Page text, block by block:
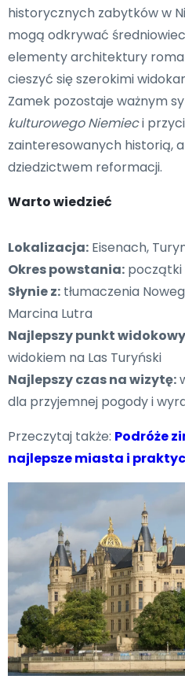
historycznych zabytków w
mogą odkrywać
elementy architektury
cieszyć się szerokimi
Zamek pozostaje ważnym
kulturowego Niemieci
zainteresowanych historią,
dziedzictwem reformacji.
Warto wiedzieć
Lokalizacja: Eisenach,
Okres powstania: początki
Słynie z: tłumaczenia
Marcina Lutra
Najlepszy punkt
widokiem na Las Turyński
Najlepszy czas na wizytę:
dla przyjemnej pogody i
Przeczytaj także: Podróże
najlepsze miasta i